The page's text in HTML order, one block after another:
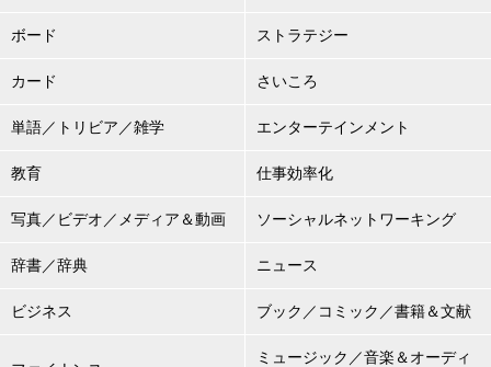
ボード ストラテジー
カード さいころ
単語／トリビア／雑学 エンターテインメント
教育 仕事効率化
写真／ビデオ／メディア＆動画 ソーシャルネットワーキング
辞書／辞典 ニュース
ビジネス ブック／コミック／書籍＆文献
ミュージック／音楽＆オーディ